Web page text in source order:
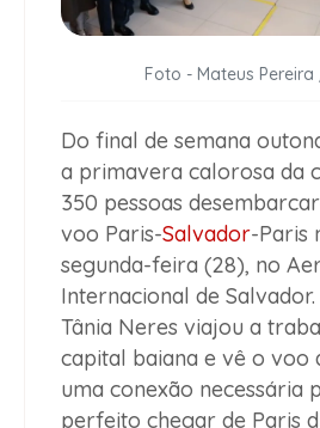
Foto - Mateus Pereira
Do final de semana
a primavera calorosa da
350 pessoas
voo Paris-Salvador-Paris
segunda-feira (28), no
Internacional de
Tânia Neres viajou a
capital baiana e vê o voo
uma conexão necessária
perfeito chegar de Paris